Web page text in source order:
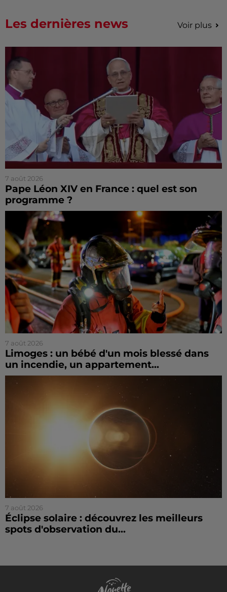
Les dernières news Voir plus
7 août 2026
Pape Léon XIV en France : quel est son
programme ?
7 août 2026
Limoges : un bébé d'un mois blessé dans
un incendie, un appartement...
7 août 2026
Éclipse solaire : découvrez les meilleurs
spots d'observation du...